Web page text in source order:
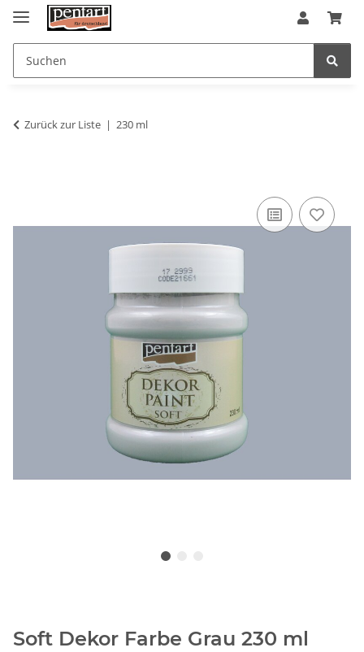
Zurück zur Liste 230 ml
Soft Dekor Farbe Grau 230 ml